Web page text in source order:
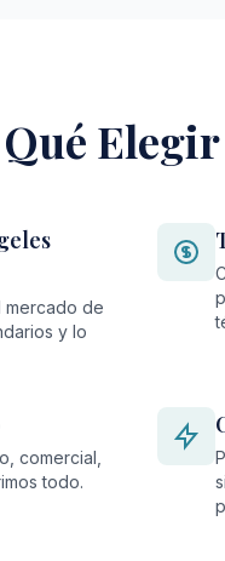
mercado de
y lo
comercial,
todo.